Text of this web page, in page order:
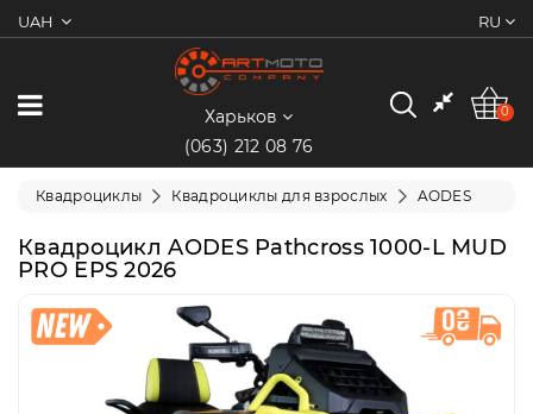
UAH RU
0
Категории
Мотоциклы
Мопеды
Электротранспорт
Харьков
(063) 212 08 76
0
Квадроциклы Квадроциклы для взрослых AODES
Квадроцикл AODES Pathcross 1000-L MUD
PRO EPS 2026